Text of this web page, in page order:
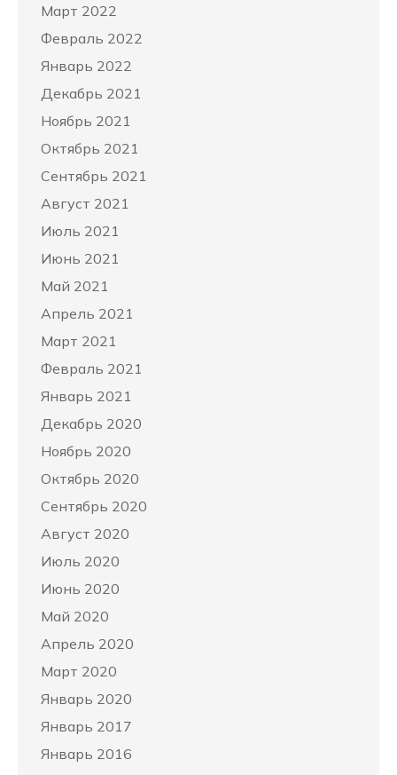
Март 2022
Февраль 2022
Январь 2022
Декабрь 2021
Ноябрь 2021
Октябрь 2021
Сентябрь 2021
Август 2021
Июль 2021
Июнь 2021
Май 2021
Апрель 2021
Март 2021
Февраль 2021
Январь 2021
Декабрь 2020
Ноябрь 2020
Октябрь 2020
Сентябрь 2020
Август 2020
Июль 2020
Июнь 2020
Май 2020
Апрель 2020
Март 2020
Январь 2020
Январь 2017
Январь 2016